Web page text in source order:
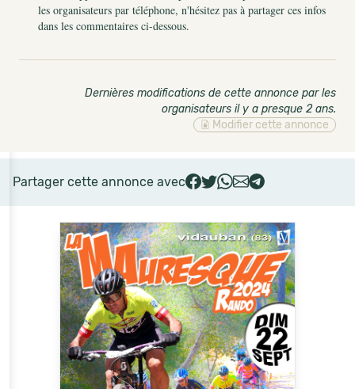
les organisateurs par téléphone, n'hésitez pas à partager ces infos
dans les commentaires ci-dessous.
Dernières modifications de cette annonce par les
organisateurs il y a presque 2 ans.
Modifier cette annonce
Partager cette annonce avec